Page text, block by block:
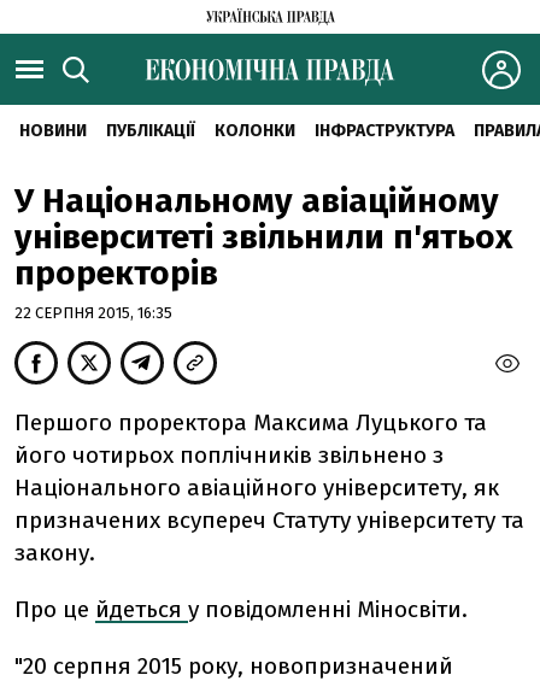
НОВИНИ ПУБЛІКАЦІЇ КОЛОНКИ ІНФРАСТРУКТУРА
У Національному авіаційному
університеті звільнили п'ятьох
проректорів
22 СЕРПНЯ 2015, 16:35
Першого проректора Максима Луцького та
його чотирьох поплічників звільнено з
Національного авіаційного університету, як
призначених всупереч Статуту університету та
закону.
Про це йдеться у повідомленні Міносвіти.
"20 серпня 2015 року, новопризначений